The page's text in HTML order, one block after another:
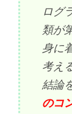
ログ
類が
身に
考え
結論
のコ